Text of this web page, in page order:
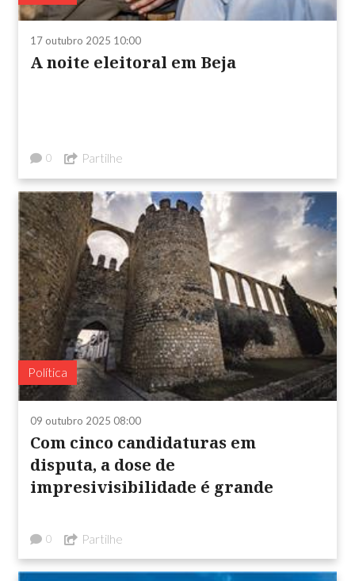
17 outubro 2025 10:00
A noite eleitoral em Beja
0 Partilhe
Política
09 outubro 2025 08:00
Com cinco candidaturas em
disputa, a dose de
impresivisibilidade é grande
0 Partilhe